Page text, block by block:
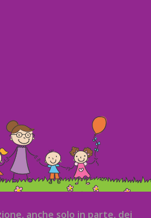
anche solo in parte, dei